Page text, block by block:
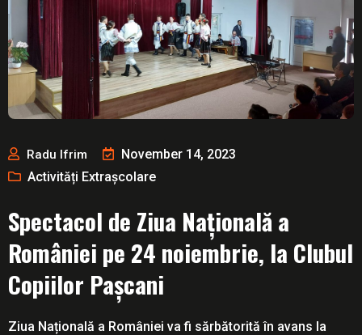
Radu Ifrim
November 14, 2023
Activități Extrașcolare
Spectacol de Ziua Națională a
României pe 24 noiembrie, la Clubul
Copiilor Pașcani
Ziua Națională a României va fi sărbătorită în avans la